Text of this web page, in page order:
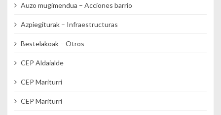
Auzo mugimendua – Acciones barrio
Azpiegiturak – Infraestructuras
Bestelakoak – Otros
CEP Aldaialde
CEP Mariturri
CEP Mariturri